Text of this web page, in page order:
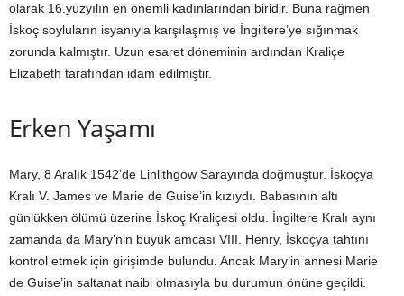
olarak 16.yüzyılın en önemli kadınlarından biridir. Buna rağmen
İskoç soyluların isyanıyla karşılaşmış ve İngiltere’ye sığınmak
zorunda kalmıştır. Uzun esaret döneminin ardından Kraliçe
Elizabeth tarafından idam edilmiştir.
Erken Yaşamı
Mary, 8 Aralık 1542’de Linlithgow Sarayında doğmuştur. İskoçya
Kralı V. James ve Marie de Guise’in kızıydı. Babasının altı
günlükken ölümü üzerine İskoç Kraliçesi oldu. İngiltere Kralı aynı
zamanda da Mary’nin büyük amcası VIII. Henry, İskoçya tahtını
kontrol etmek için girişimde bulundu. Ancak Mary’in annesi Marie
de Guise’in saltanat naibi olmasıyla bu durumun önüne geçildi.